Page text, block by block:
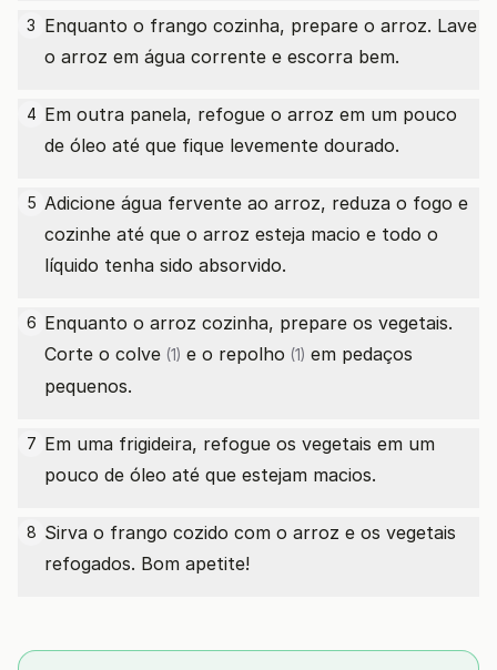
3 Enquanto o frango cozinha, prepare o arroz. Lave
o arroz em água corrente e escorra bem.
4 Em outra panela, refogue o arroz em um pouco
de óleo até que fique levemente dourado.
5 Adicione água fervente ao arroz, reduza o fogo e
cozinhe até que o arroz esteja macio e todo o
líquido tenha sido absorvido.
6 Enquanto o arroz cozinha, prepare os vegetais.
Corte o colve (1) e o repolho (1) em pedaços
pequenos.
7 Em uma frigideira, refogue os vegetais em um
pouco de óleo até que estejam macios.
8 Sirva o frango cozido com o arroz e os vegetais
refogados. Bom apetite!